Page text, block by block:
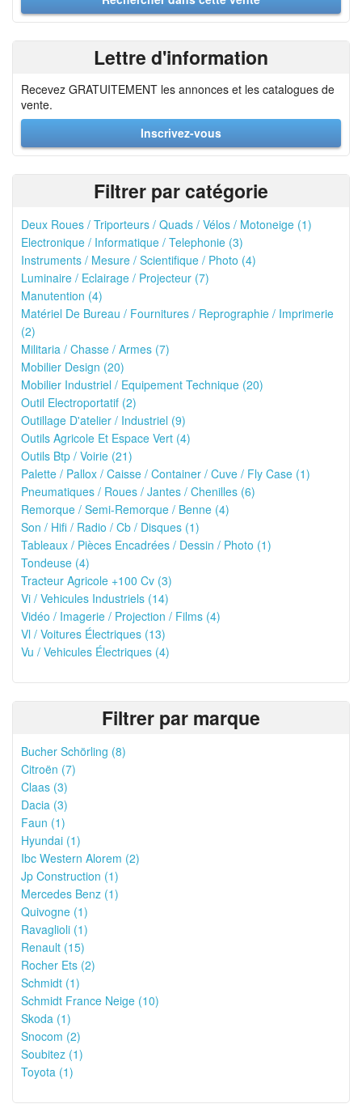
Lettre d'information
Recevez GRATUITEMENT les annonces et les catalogues de
vente.
Inscrivez-vous
Filtrer par catégorie
Deux Roues / Triporteurs / Quads / Vélos / Motoneige (1)
Electronique / Informatique / Telephonie (3)
Instruments / Mesure / Scientifique / Photo (4)
Luminaire / Eclairage / Projecteur (7)
Manutention (4)
Matériel De Bureau / Fournitures / Reprographie / Imprimerie
(2)
Militaria / Chasse / Armes (7)
Mobilier Design (20)
Mobilier Industriel / Equipement Technique (20)
Outil Electroportatif (2)
Outillage D'atelier / Industriel (9)
Outils Agricole Et Espace Vert (4)
Outils Btp / Voirie (21)
Palette / Pallox / Caisse / Container / Cuve / Fly Case (1)
Pneumatiques / Roues / Jantes / Chenilles (6)
Remorque / Semi-Remorque / Benne (4)
Son / Hifi / Radio / Cb / Disques (1)
Tableaux / Pièces Encadrées / Dessin / Photo (1)
Tondeuse (4)
Tracteur Agricole +100 Cv (3)
Vi / Vehicules Industriels (14)
Vidéo / Imagerie / Projection / Films (4)
Vl / Voitures Électriques (13)
Vu / Vehicules Électriques (4)
Filtrer par marque
Bucher Schörling (8)
Citroën (7)
Claas (3)
Dacia (3)
Faun (1)
Hyundai (1)
Ibc Western Alorem (2)
Jp Construction (1)
Mercedes Benz (1)
Quivogne (1)
Ravaglioli (1)
Renault (15)
Rocher Ets (2)
Schmidt (1)
Schmidt France Neige (10)
Skoda (1)
Snocom (2)
Soubitez (1)
Toyota (1)